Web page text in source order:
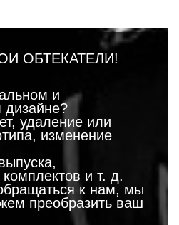
ОБТЕКАТЕЛИ!
и
дизайне?
удаление или
изменение
и т. д.
к нам, мы
преобразить ваш